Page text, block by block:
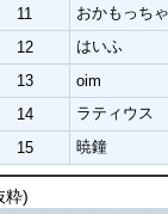
11
おかもっち
12
はいふ
13
oim
14
ラティウス
15
暁鐘
粋) 正